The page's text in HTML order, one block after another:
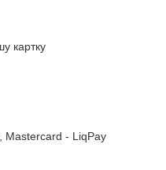
картку
Mastercard - LiqPay